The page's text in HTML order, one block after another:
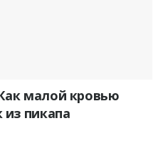
малой кровью
пикапа